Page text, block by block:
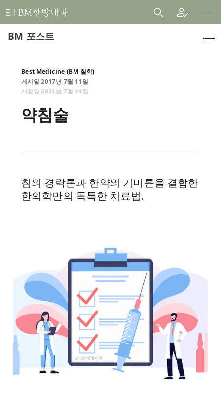
비
한
과
한
원
BM 포스트
인기 주제
건자꿈 식단
임상 연구
Best Medicine (BM 철학)
의약품 안전성 서한
Best Medicine (BM 철학)
게시일2017년 7월 11 일
개정일2021 년 7월 24일
약침술
침의 경락론과 한약의 기미론을 결합한
한의학만의 독특한 치료법.